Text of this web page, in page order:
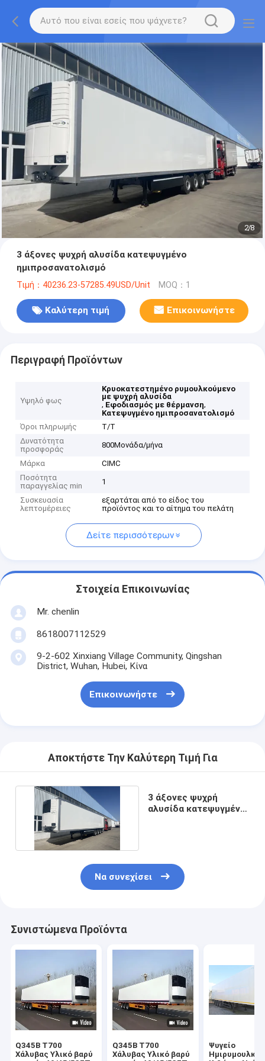
2/8
3 άξονες ψυχρή αλυσίδα κατεψυγμένο
ημιπροσανατολισμό
Τιμή：40236.23-57285.49USD/Unit MOQ：1
Καλύτερη τιμή Επικοινωνήστε
Περιγραφή Προϊόντων
Υψηλό φως
Κρυοκατεστημένο ρυμουλκούμενο
με ψυχρή αλυσίδα
, Εφοδιασμός με θέρμανση,
Κατεψυγμένο ημιπροσανατολισμό
Όροι πληρωμής
Τ/Τ
Δυνατότητα
προσφοράς
800Μονάδα/μήνα
Μάρκα
CIMC
Ποσότητα
παραγγελίας min
1
Συσκευασία
λεπτομέρειες
εξαρτάται από το είδος του
προϊόντος και το αίτημα του πελάτη
Δείτε περισσότερων
Στοιχεία Επικοινωνίας
Mr. chenlin
8618007112529
9-2-602 Xinxiang Village Community, Qingshan
District, Wuhan, Hubei, Κίνα
Επικοινωνήστε
Αποκτήστε Την Καλύτερη Τιμή Για
3 άξονες ψυχρή
αλυσίδα κατεψυγμένο
Να συνεχίσει
Συνιστώμενα Προϊόντα
Q345B T700
Χάλυβας Υλικό βαρύ
Q345B T700
Χάλυβας Υλικό βαρύ
Ψυγείο